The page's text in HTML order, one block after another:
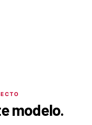
modelo.